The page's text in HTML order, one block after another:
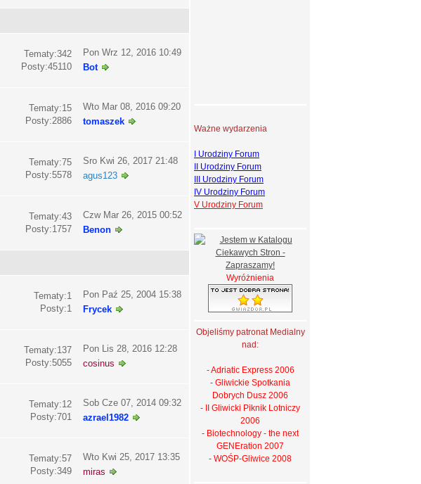
Tematy:342
Posty:45110
Pon Wrz 12, 2016 10:49
Bot
Tematy:15
Posty:2886
Wto Mar 08, 2016 09:20
tomaszek
Tematy:75
Posty:5578
Sro Kwi 26, 2017 21:48
agus123
Tematy:43
Posty:1757
Czw Mar 26, 2015 00:52
Benon
Tematy:1
Posty:1
Pon Paź 25, 2004 15:38
Frycek
Tematy:137
Posty:5055
Pon Lis 28, 2016 12:28
cosinus
Tematy:12
Posty:701
Sob Cze 07, 2014 09:32
azrael1982
Tematy:57
Posty:349
Wto Kwi 25, 2017 13:35
miras
Ważne wydarzenia
I Urodziny Forum
II Urodziny Forum
III Urodziny Forum
IV Urodziny Forum
V Urodziny Forum
Wyróżnienia
Objeliśmy patronat Medialny
nad:
- Adriatic Express 2006
- Gliwickie Spotkania
Dobrych Dusz 2006
- II Gliwicki Piknik Lotniczy
2006
- Biotechnology - the next
GENEration 2007
- WOŚP-Gliwice 2008